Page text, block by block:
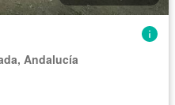
Andalucía